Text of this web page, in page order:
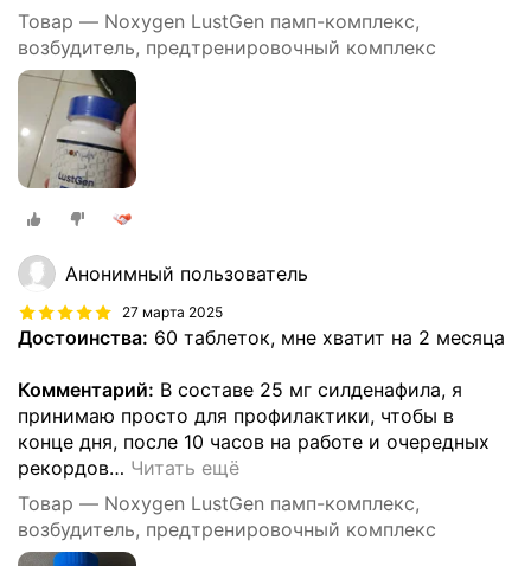
Товар — Noxygen LustGen памп-комплекс,
возбудитель, предтренировочный комплекс
Анонимный пользователь
27 марта 2025
Достоинства: 60 таблеток, мне хватит на 2 месяца
Комментарий: В составе 25 мг силденафила, я
принимаю просто для профилактики, чтобы в
конце дня, после 10 часов на работе и очередных
рекордов… Читать ещё
Товар — Noxygen LustGen памп-комплекс,
возбудитель, предтренировочный комплекс